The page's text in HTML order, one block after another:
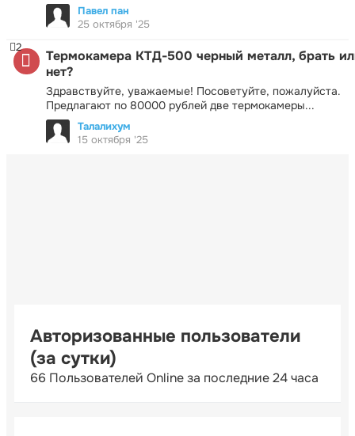
Павел пан
25 октября '25
Термокамера КТД-500 черный металл, брать
нет?
Здравствуйте, уважаемые! Посоветуйте, пожалуйста.
Предлагают по 80000 рублей две термокамеры...
2
Талалихум
15 октября '25
Авторизованные пользователи
(за сутки)
66 Пользователей Online за последние 24 часа